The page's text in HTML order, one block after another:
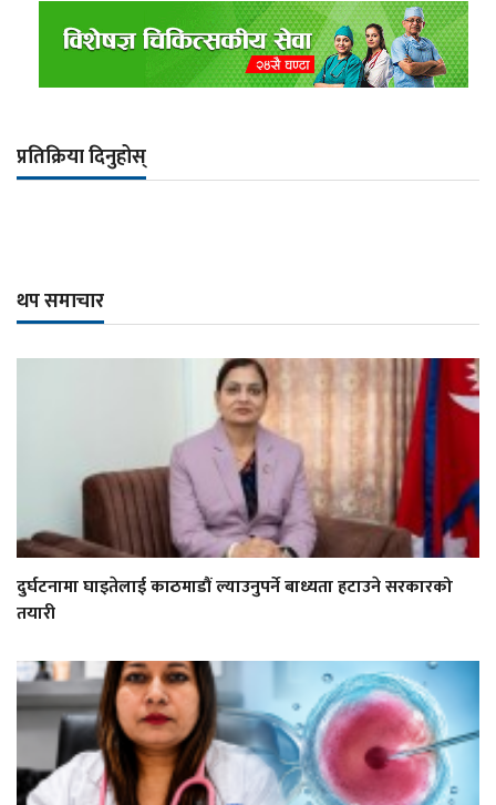
प्रतिक्रिया दिनुहोस्
थप समाचार
दुर्घटनामा घाइतेलाई काठमाडौं ल्याउनुपर्ने बाध्यता हटाउने सरकारको
तयारी